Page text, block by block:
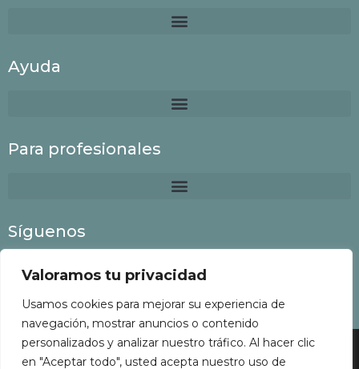
Valoramos tu privacidad
Usamos cookies para mejorar su experiencia de
navegación, mostrar anuncios o contenido
personalizados y analizar nuestro tráfico. Al hacer clic
en "Aceptar todo", usted acepta nuestro uso de
Ayuda
Para profesionales
Síguenos
Colaboria©2022 Todos los derechos reservados